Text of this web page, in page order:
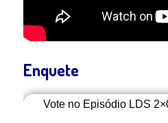
Enquete
Vote no Episódio LDS